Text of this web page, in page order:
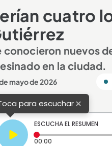
cuatro
conocieron nuevos
en la ciudad.
mayo de 2026
para escuchar×
ESCUCHA EL RESUMEN
00:00